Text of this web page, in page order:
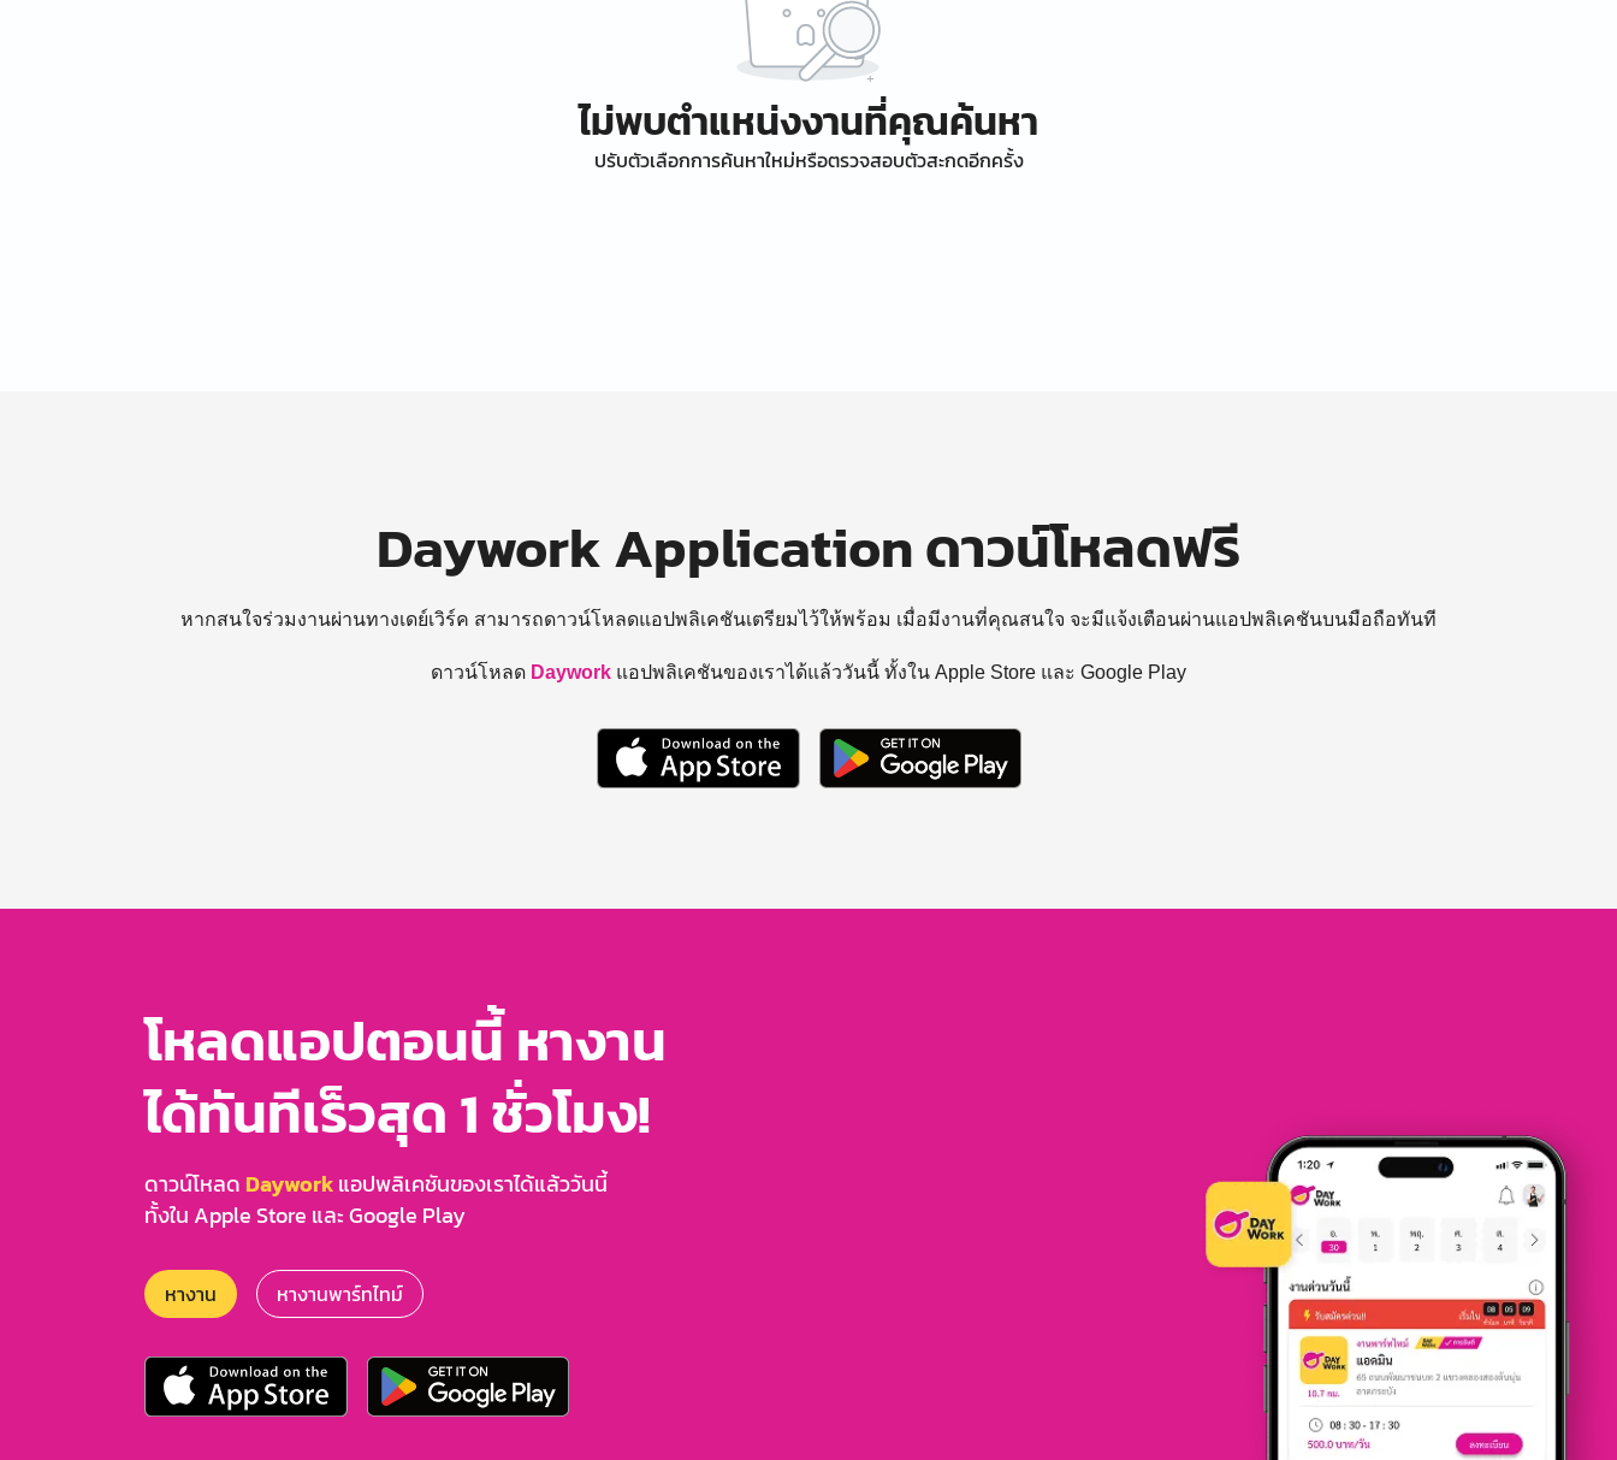
ไม่พบตำแหน่งงานที่คุณค้นหา
ปรับตัวเลือกการค้นหาใหม่หรือตรวจสอบตัวสะกดอีกครั้ง
Daywork Application ดาวน์โหลดฟรี
หากสนใจร่วมงานผ่านทางเดย์เวิร์ค สามารถดาวน์โหลดแอปพลิเคชันเตรียมไว้ให้พร้อม เมื่อมีงานที่คุณสนใจ จะมีแจ้งเตือนผ่านแอปพลิเคชันบนมือถือทันที
ดาวน์โหลด Daywork แอปพลิเคชันของเราได้แล้ววันนี้ ทั้งใน Apple Store และ Google Play
โหลดแอปตอนนี้ หางาน
ได้ทันทีเร็วสุด 1 ชั่วโมง!
ดาวน์โหลด Dayworkแอปพลิเคชันของเราได้แล้ววันนี้
ทั้งใน Apple Store และ Google Play
หางาน หางานพาร์ทไทม์